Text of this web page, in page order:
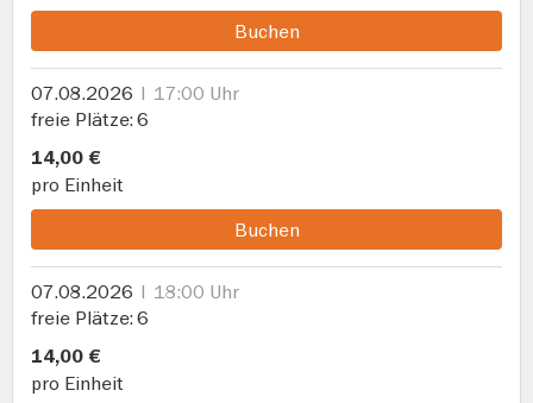
Buchen
07.08.2026
17:00 Uhr
freie Plätze 6
14,00 €
pro Einheit
Buchen
07.08.2026
18:00 Uhr
freie Plätze 6
14,00 €
pro Einheit